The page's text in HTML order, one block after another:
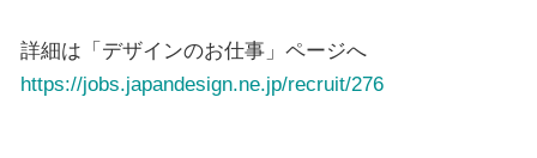
詳細は「デザインのお仕事」ページへ
https://jobs.japandesign.ne.jp/recruit/276